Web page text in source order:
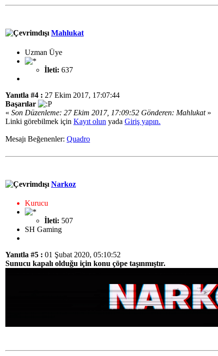
Mahlukat
Uzman Üye
İleti: 637
Yanıtla #4 : 27 Ekim 2017, 17:07:44
Başarılar
« Son Düzenleme: 27 Ekim 2017, 17:09:52 Gönderen: Mahlukat»
Linki görebilmek için Kayıt olun yada Giriş yapın.
Mesajı Beğenenler: Quadro
Narkoz
Kurucu
İleti: 507
SH Gaming
Yanıtla #5 : 01 Şubat 2020, 05:10:52
Sunucu kapalı olduğu için konu çöpe taşınmıştır.